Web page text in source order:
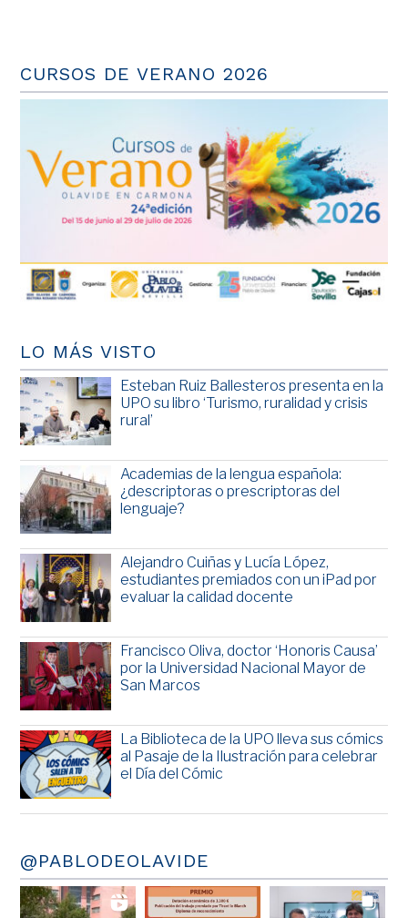
CURSOS DE VERANO 2026
LO MÁS VISTO
Esteban Ruiz Ballesteros presenta en la
UPO su libro ‘Turismo, ruralidad y crisis
rural’
Academias de la lengua española:
¿descriptoras o prescriptoras del
lenguaje?
Alejandro Cuiñas y Lucía López,
estudiantes premiados con un iPad por
evaluar la calidad docente
Francisco Oliva, doctor ‘Honoris Causa’
por la Universidad Nacional Mayor de
San Marcos
La Biblioteca de la UPO lleva sus cómics
al Pasaje de la Ilustración para celebrar
el Día del Cómic
@PABLODEOLAVIDE